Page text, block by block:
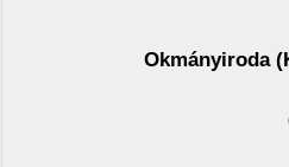
Okmányiroda